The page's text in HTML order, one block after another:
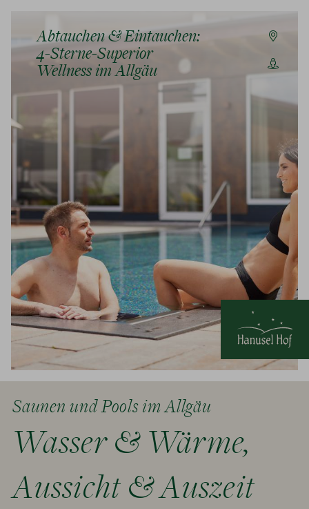
Abtauchen & Eintauchen:
4-Sterne-Superior
Wellness im Allgäu
Saunen und Pools im Allgäu
Wasser & Wärme,
Aussicht & Auszeit